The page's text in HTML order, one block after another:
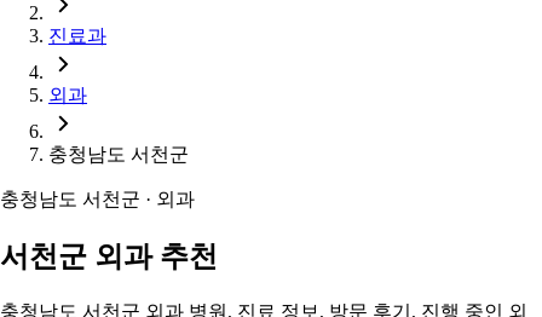
진료과
외과
충청남도 서천군
충청남도 서천군 · 외과
서천군 외과 추천
충청남도 서천군 외과 병원, 진료 정보, 방문 후기, 진행 중인 외